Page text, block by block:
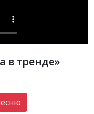
в тренде»